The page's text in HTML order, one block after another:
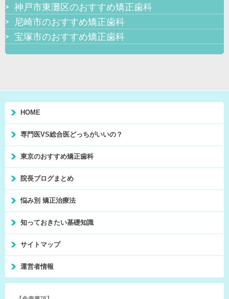
神戸市東灘区のおすすめ矯正歯科
尼崎市のおすすめ矯正歯科
宝塚市のおすすめ矯正歯科
HOME
専門医VS総合医どっちがいいの？
東京のおすすめ矯正歯科
院長ブログまとめ
悩み別 矯正治療法
知っておきたい基礎知識
サイトマップ
運営者情報